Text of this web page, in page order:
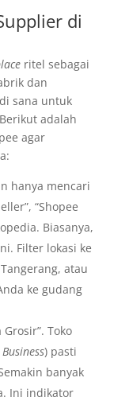
di
ritel sebagai
dan
sana untuk
adalah
agar
hanya mencari
“Shopee
Biasanya,
Filter lokasi ke
atau
ke gudang
Toko
) pasti
banyak
Ini indikator